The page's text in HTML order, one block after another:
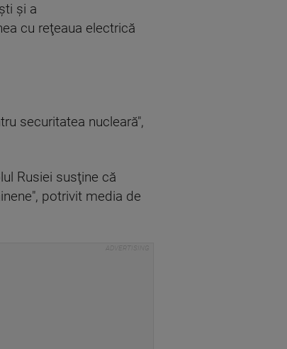
şi a
cu reţeaua electrică
securitatea nucleară",
Rusiei susţine că
potrivit media de